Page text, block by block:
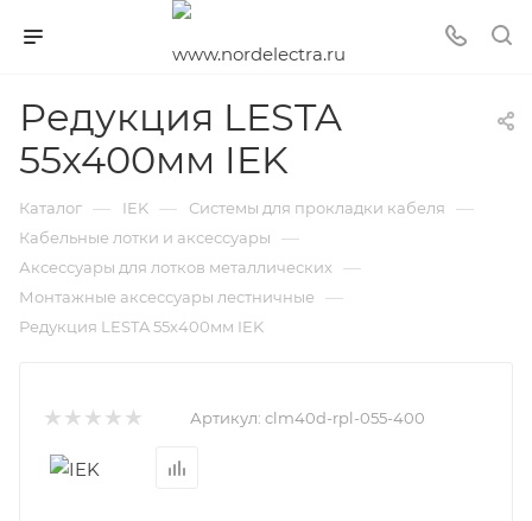
Редукция LESTA
55х400мм IEK
Каталог — IEK — Системы для прокладки кабеля —
Кабельные лотки и аксессуары —
Аксессуары для лотков металлических —
Монтажные аксессуары лестничные —
Редукция LESTA 55х400мм IEK
Артикул: clm40d-rpl-055-400